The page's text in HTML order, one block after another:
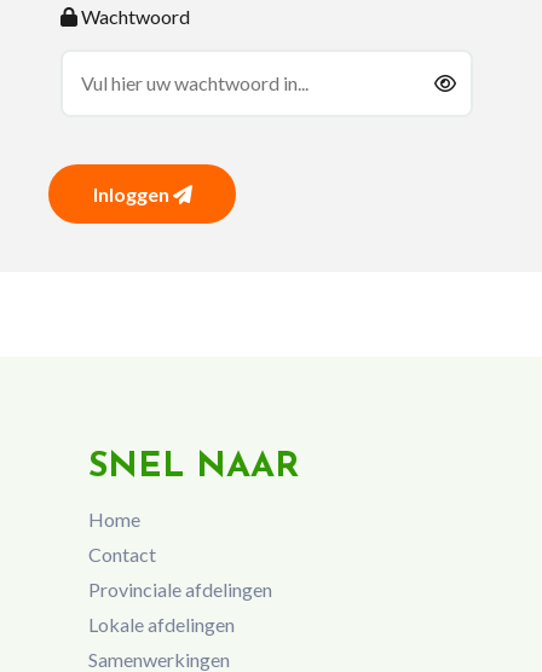
Wachtwoord
Inloggen
SNEL NAAR
Home
Contact
Provinciale afdelingen
Lokale afdelingen
Samenwerkingen